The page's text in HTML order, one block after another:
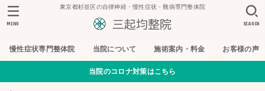
東京都杉並区の自律神経・慢性症状・難病専門整体院
慢性症状専門整体院 当院について 施術案内・料金 お客様の声
SEARCH
MENU
当院のコロナ対策はこちら